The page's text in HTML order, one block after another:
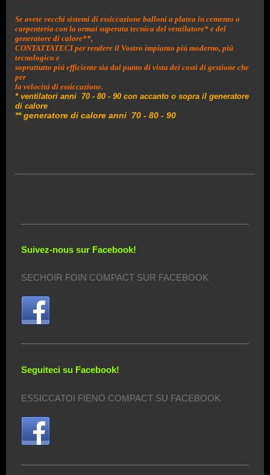
Se avete vecchi sistemi di essiccazione balloni a platea in cemento o
carpenteria con la ormai superata tecnica del ventilatore* e del
generatore di calore**,
CONTATTATECI per rendere il Vostro impianto piú moderno, piú
tecnologico e
soprattutto piú efficiente sia dal punto di vista dei costi di gestione che
per
la velocitá di essiccazione.
* ventilatori anni 70 - 80 - 90 con accanto o sopra il generatore
di calore
** generatore di calore anni 70 - 80 - 90
Suivez-nous sur Facebook!
SECHOIR FOIN COMPACT SUR FACEBOOK
Seguiteci su Facebook!
ESSICCATOI FIENO COMPACT SU FACEBOOK